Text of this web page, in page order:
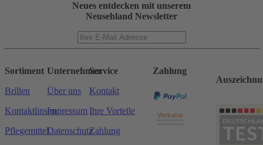
Neues entdecken mit unserem
Neusehland Newsletter
Sortiment
Brillen
Kontaktlinsen
Pflegemittel
Unternehmen
Über uns
Impressum
Datenschutz
Service
Kontakt
Ihre Vorteile
Zahlung
Zahlung